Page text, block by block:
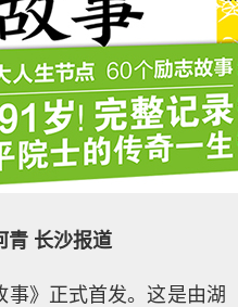
青 长沙报道
事》正式首发。这是由湖